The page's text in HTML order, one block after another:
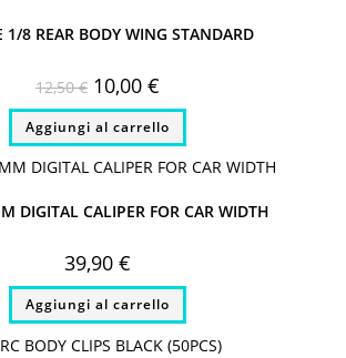
1/8 REAR BODY WING STANDARD
12,50€ Il
prezzo
originale
era:
12,50 €.
10,00 €
attuale
è:
10,00 €.
Aggiungi al carrello
DIGITAL CALIPER FOR CAR WIDTH
39,90 €
Aggiungi al carrello